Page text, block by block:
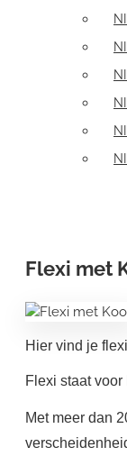
Flexi met
Hier vind je
Flexi staat
Met meer dan